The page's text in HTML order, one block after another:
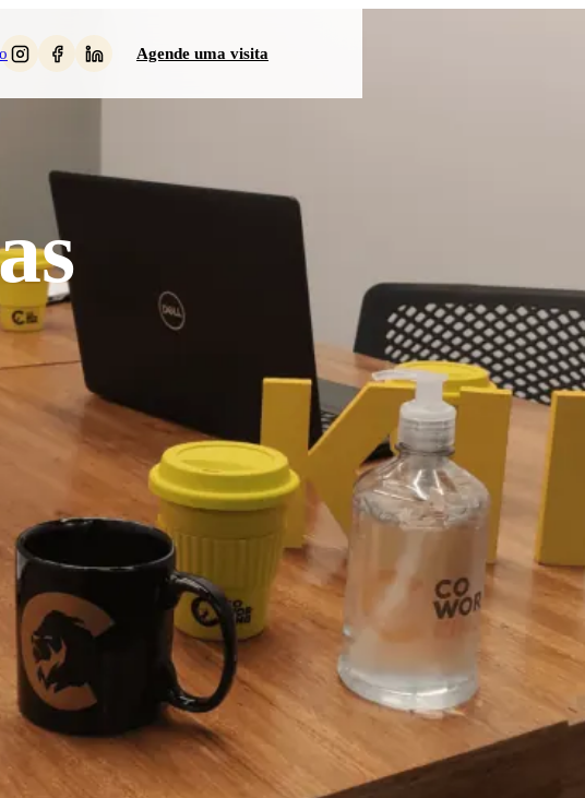
Agende uma visita